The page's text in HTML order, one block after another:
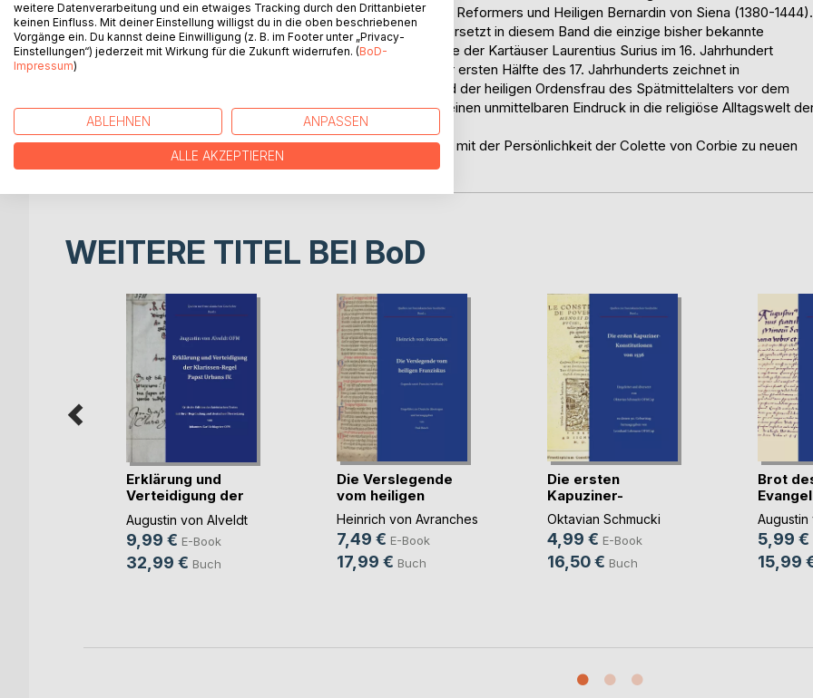
auch in zeitliche und spirituelle Nähe des franziskanischen Reformers und Heiligen Bernardin von Siena (1380-1444).
Der Franziskaner Johannes Karl Schlageter ediert und übersetzt in diesem Band die einzige bisher bekannte
deutsche Übersetzung jener lateinischen Vita Colettes, die der Kartäuser Laurentius Surius im 16. Jahrhundert
angefertigt hatte. Die Handschrift "Ms. Budapest" aus der ersten Hälfte des 17. Jahrhunderts zeichnet in
frühneuzeitlicher deutsch-alemannischer Sprache das Bild der heiligen Ordensfrau des Spätmittelalters vor dem
Konfessionshintergrund der Frühen Neuzeit und gewährt einen unmittelbaren Eindruck in die religiöse Alltagswelt
Zeit.
Insofern vermag der Band der historischen Beschäftigung mit der Persönlichkeit der Colette von Corbie zu neuen
Impulsen anzuregen.
WEITERE TITEL BEI BoD
Erklärung und
Verteidigung der
Kla(...)
Augustin von Alveldt
9,99 € E-Book
32,99 € Buch
Die Verslegende
vom heiligen
Franz(...)
Heinrich von Avranches
7,49 € E-Book
17,99 € Buch
Die ersten
Kapuziner-
Konstitutione(...)
Oktavian Schmucki
4,99 € E-Book
16,50 € Buch
Brot
5,99 €
15,99
weitere Datenverarbeitung und ein etwaiges Tracking durch den Drittanbieter
keinen Einfluss. Mit deiner Einstellung willigst du in die oben beschriebenen
Vorgänge ein. Du kannst deine Einwilligung (z. B. im Footer unter „Privacy-
Einstellungen“) jederzeit mit Wirkung für die Zukunft widerrufen. (BoD-
Impressum)
ABLEHNEN ANPASSEN
ALLE AKZEPTIEREN